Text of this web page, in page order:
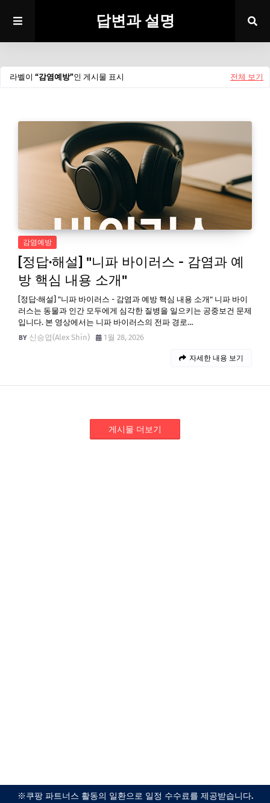
답변과 설명
라벨이 감염예방 인 게시물 표시 전체 보기
감염예방
[정답·해설] "니파 바이러스 - 감염과 예
방 핵심 내용 소개"
[정답·해설] "니파 바이러스 - 감염과 예방 핵심 내용 소개" 니파 바이
러스는 동물과 인간 모두에게 심각한 질병을 일으키는 공중보건 문제
입니다. 본 영상에서는 니파 바이러스의 전파 경로…
신승엽(Alex Shin)
1월 28, 2026
자세한 내용 보기
게시물 더보기
※쿠팡 파트너스 활동의 일환으로 일정 수수료를 제공받습니다.